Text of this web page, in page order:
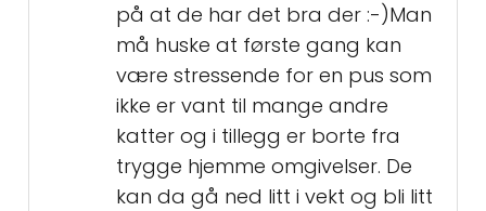
på at de har det bra der :-)Man
må huske at første gang kan
være stressende for en pus som
ikke er vant til mange andre
katter og i tillegg er borte fra
trygge hjemme omgivelser. De
kan da gå ned litt i vekt og bli litt